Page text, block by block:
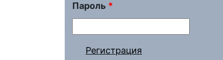
Пароль *
Регистрация